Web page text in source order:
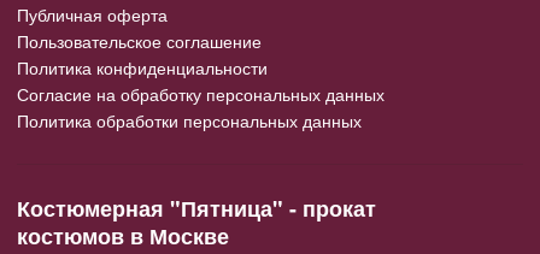
Публичная оферта
Пользовательское соглашение
Политика конфиденциальности
Согласие на обработку персональных данных
Политика обработки персональных данных
Костюмерная "Пятница" - прокат
костюмов в Москве